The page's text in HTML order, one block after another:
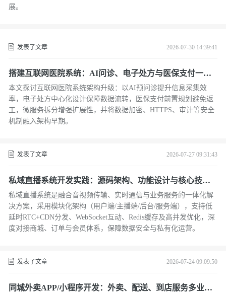
展。
发表了文章 2026-07-30 14:39:41
搭建互联网医院系统：AI问诊、电子处方与医保支付一体
化方案解析
本文探讨互联网医院系统架构升级：以AI预问诊提升信息采集效
率，电子处方中心化设计保障数据流转，医保支付前置规划避免返
工，微服务拆分增强扩展性，并将数据加密、HTTPS、审计等安全
机制融入架构早期。
发表了文章 2026-07-27 09:31:43
私域直播系统开发实践：源码架构、功能设计与核心技术
方案解析
私域直播系统是融合音视频传输、实时通信与业务服务的一体化解
决方案，采用模块化架构（用户端/主播端/后台/服务端），支持低
延时RTC+CDN分发、WebSocket互动、Redis缓存及高并发优化，深
度对接商城、订单与会员体系，保障数据安全与私有化运营。
发表了文章 2026-07-24 09:09:50
同城外卖APP/小程序开发：外卖、配送、到店服务多业务